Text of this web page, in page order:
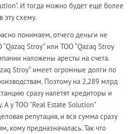
И тогда можно будет ещё более
эту схему.
понимаем, отчего деньги не
Stroy” или ТОО “Qazaq Stroy
наложены аресты на счета.
Stroy” имеет огромные долги по
Поэтому на 2,289 млрд
сразу налетят кредиторы и
А у ТОО "Real Estate Solution"
репутация, и вся сумма сразу
кому предназначалась. Так что